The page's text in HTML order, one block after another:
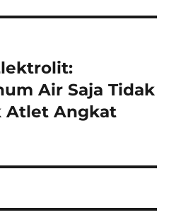
Air Saja Tidak
Atlet Angkat